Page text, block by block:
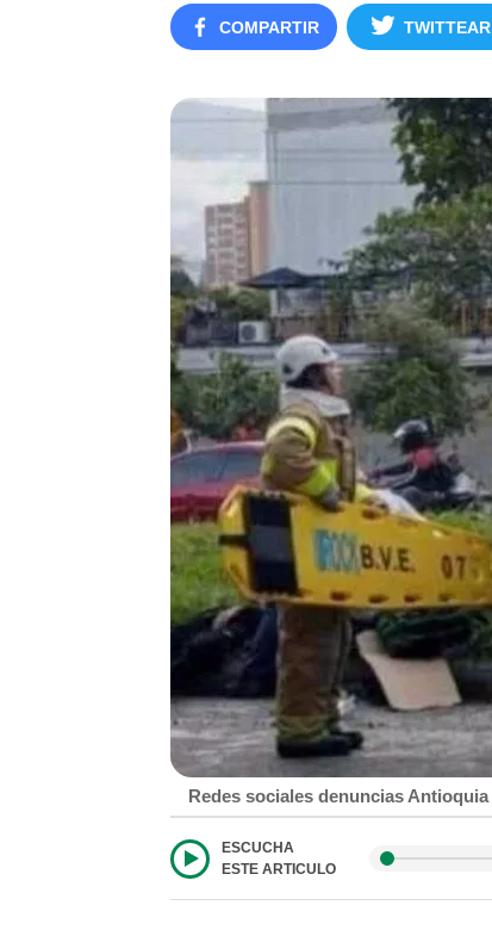
COMPARTIR TWITTEAR
Redes sociales denuncias Antioquia
ESCUCHA
ESTE ARTICULO